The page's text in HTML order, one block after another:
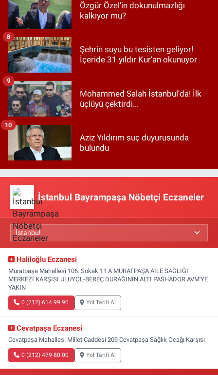
Özgür Özel'in dokunulmazlığı
kalkıyor mu?
Şehrin suyu bu tesisten geliyor!
İçeride 31 yıldır Kur’an okunuyor
8
Mohammed Salah İstanbul'da! İlk
üçlüyü çektirdi...
9
Aziz Yıldırım suç duyurusunda
bulundu
10
İstanbul Bayrampaşa Nöbetçi Eczaneler
Haliloğlu Eczanesi
Muratpaşa Mahallesi 106. Sokak 11 A MURATPAŞA AİLE SAĞLIĞI
MERKEZİ KARŞISI ULUYOL-BEREÇ DURAĞININ ALTI PASHADOR AVM'YE
YAKIN
0 (212) 614 99 90 Yol Tarifi Al
Cevatpaşa Eczanesi
Cevatpaşa Mahallesi Millet Caddesi 209 Cevatpaşa Sağlık Ocağı Karşısı
0 (212) 479 80 00 Yol Tarifi Al